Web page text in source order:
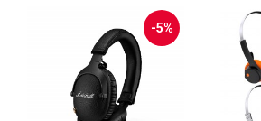
-5%